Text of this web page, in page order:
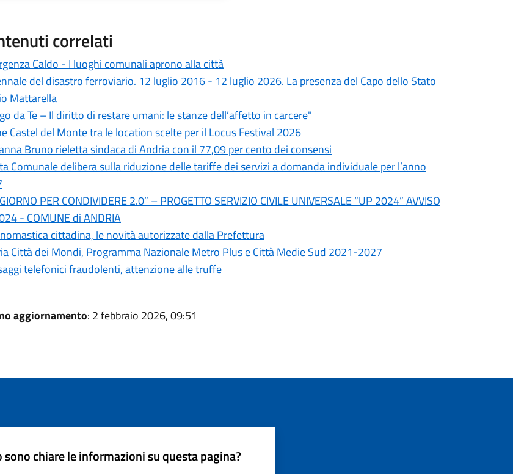
correlati
Caldo - I luoghi comunali aprono alla città
del disastro ferroviario. 12 luglio 2016 - 12 luglio 2026. La presenza del Capo dello Stato
Mattarella
da Te – Il diritto di restare umani: le stanze dell’affetto in carcere"
Castel del Monte tra le location scelte per il Locus Festival 2026
Bruno rieletta sindaca di Andria con il 77,09 per cento dei consensi
Comunale delibera sulla riduzione delle tariffe dei servizi a domanda individuale per l’anno
PER CONDIVIDERE 2.0” – PROGETTO SERVIZIO CIVILE UNIVERSALE “UP 2024” AVVISO
- COMUNE di ANDRIA
cittadina, le novità autorizzate dalla Prefettura
Città dei Mondi, Programma Nazionale Metro Plus e Città Medie Sud 2021-2027
telefonici fraudolenti, attenzione alle truffe
aggiornamento: 2 febbraio 2026, 09:51
sono chiare le informazioni su questa pagina?